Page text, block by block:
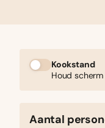
Kookstand
Houd
Aantal